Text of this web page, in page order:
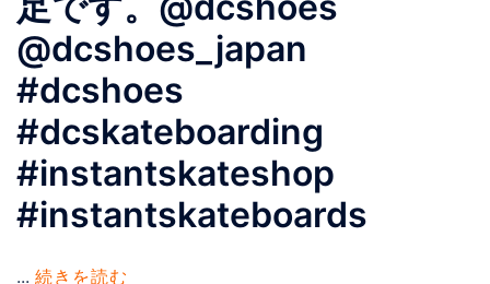
@dcshoes_japan
#dcshoes
#dcskateboarding
#instantskateshop
#instantskateboards
... 続きを読む